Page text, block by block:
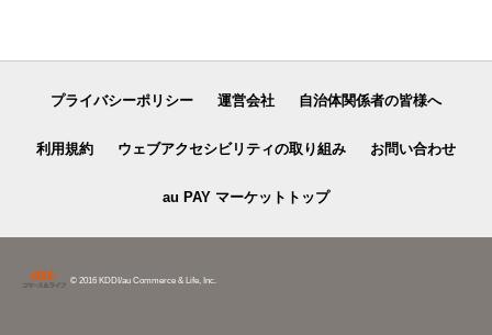
プライバシーポリシー 運営会社 自治体関係者の皆様へ
利用規約 ウェブアクセシビリティの取り組み お問い合わせ
au PAY マーケットトップ
© 2016 KDDI/au Commerce & Life, Inc.